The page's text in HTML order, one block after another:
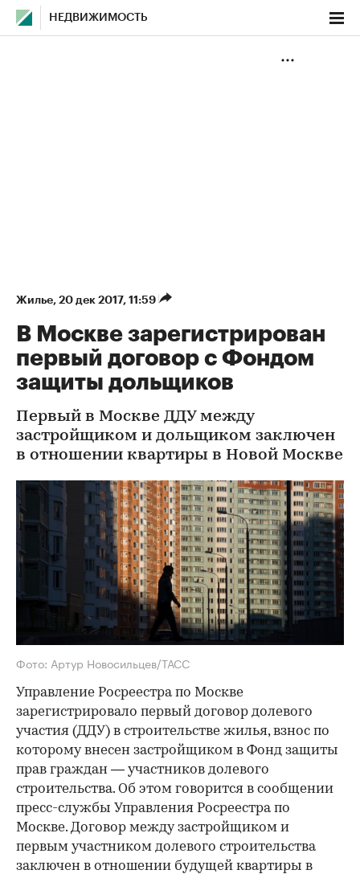
НЕДВИЖИМОСТЬ
Жилье⁠, 20 дек 2017, 11:59
В Москве зарегистрирован
первый договор с Фондом
защиты дольщиков
Первый в Москве ДДУ между
застройщиком и дольщиком заключен
в отношении квартиры в Новой Москве
Фото: Артур Новосильцев/ТАСС
Управление Росреестра по Москве
зарегистрировало первый договор долевого
участия (ДДУ) в строительстве жилья, взнос по
которому внесен застройщиком в Фонд защиты
прав граждан — участников долевого
строительства. Об этом говорится в сообщении
пресс-службы Управления Росреестра по
Москве. Договор между застройщиком и
первым участником долевого строительства
заключен в отношении будущей квартиры в